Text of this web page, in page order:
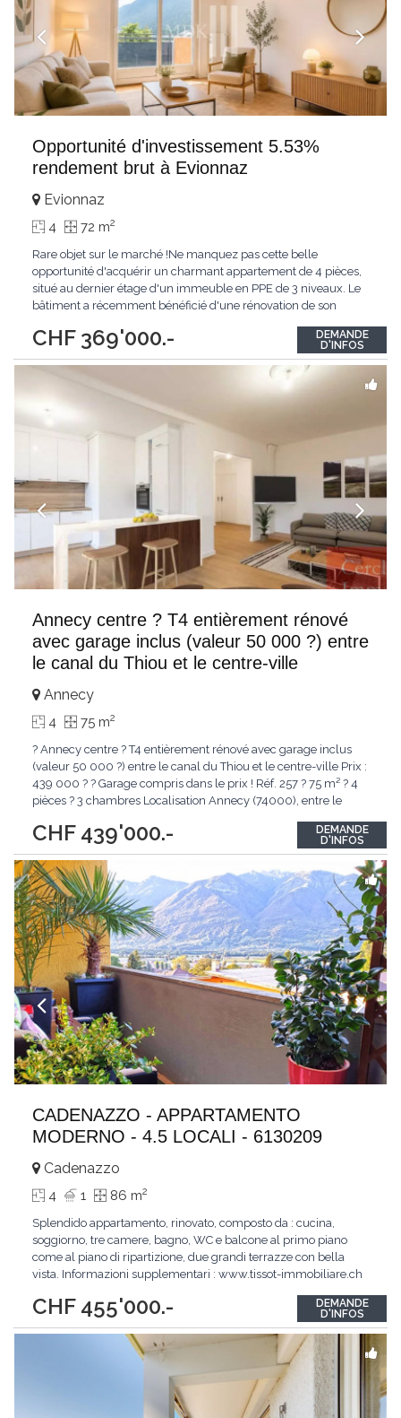
Opportunité d'investissement 5.53%
rendement brut à Evionnaz
CHF 369'000.-
Evionnaz
4 72 m2
Rare objet sur le marché !Ne manquez pas cette belle
opportunité d'acquérir un charmant appartement de 4 pièces,
situé au dernier étage d'un immeuble en PPE de 3 niveaux. Le
bâtiment a récemment bénéficié d'une rénovation de son
thermique et son efficacité énergétique.L'immeuble ne dispose
pas d'ascenseur, ce qui représente...
DEMANDE
D'INFOS
Annecy centre ? T4 entièrement rénové
avec garage inclus (valeur 50 000 ?) entre
le canal du Thiou et le centre-ville
CHF 439'000.-
Annecy
4 75 m2
? Annecy centre ? T4 entièrement rénové avec garage inclus
(valeur 50 000 ?) entre le canal du Thiou et le centre-ville Prix :
439 000 ? ? Garage compris dans le prix ! Réf. 257 ? 75 m² ? 4
pièces ? 3 chambres Localisation Annecy (74000), entre le
recherché et très central. À deux pas des commerces, écoles,
transports,...
DEMANDE
D'INFOS
CADENAZZO - APPARTAMENTO
MODERNO - 4.5 LOCALI - 6130209
CHF 455'000.-
Cadenazzo
4 1 86 m2
Splendido appartamento, rinovato, composto da : cucina,
soggiorno, tre camere, bagno, WC e balcone al primo piano
come al piano di ripartizione, due grandi terrazze con bella
vista. Informazioni supplementari : www.tissot-immobiliare.ch
Wohnzimmer, drei Schlafzimmer, Bad, WC und Balkon im
ersten Stock als auf dem Boden der Aufschlüsselung,...
DEMANDE
D'INFOS